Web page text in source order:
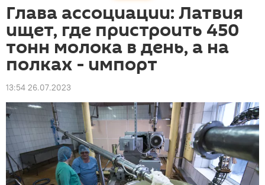
Глава ассоциации: Латвия
ищет, где пристроить 450
тонн молока в день, а на
полках - импорт
13:54 26.07.2023